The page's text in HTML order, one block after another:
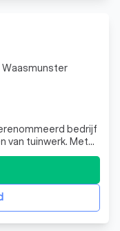
bedrijf
van tuinwerk. Met
we elk
nieuwe
afsluiting. We
Waasmunster